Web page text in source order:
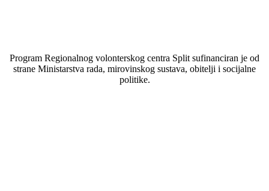
Program Regionalnog volonterskog centra Split sufinanciran je od
strane Ministarstva rada, mirovinskog sustava, obitelji i socijalne
politike.